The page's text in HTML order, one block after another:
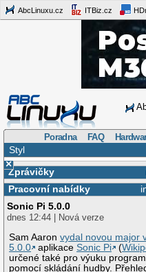
AbcLinuxu.cz ITBiz.cz
Poradna FAQ
Styl
×
Zprávičky
Pracovní nabídky
Sonic Pi 5.0.0
dnes 12:44 | Nová verze
Sam Aaronvydal novou major
5.0.0
aplikaceSonic Pi (
určené také pro výuku
pomocí skládání hudby.